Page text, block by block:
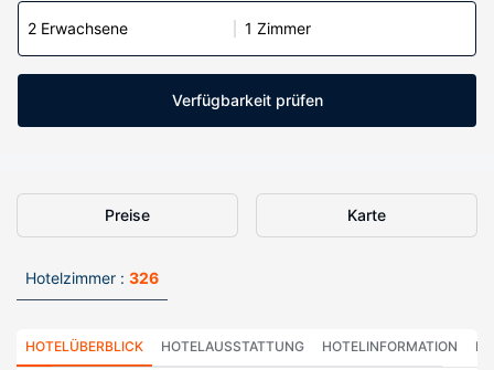
2 Erwachsene 1 Zimmer
Verfügbarkeit prüfen
Preise Karte
Hotelzimmer : 326
HOTELÜBERBLICK HOTELAUSSTATTUNG HOTELINFORMATION